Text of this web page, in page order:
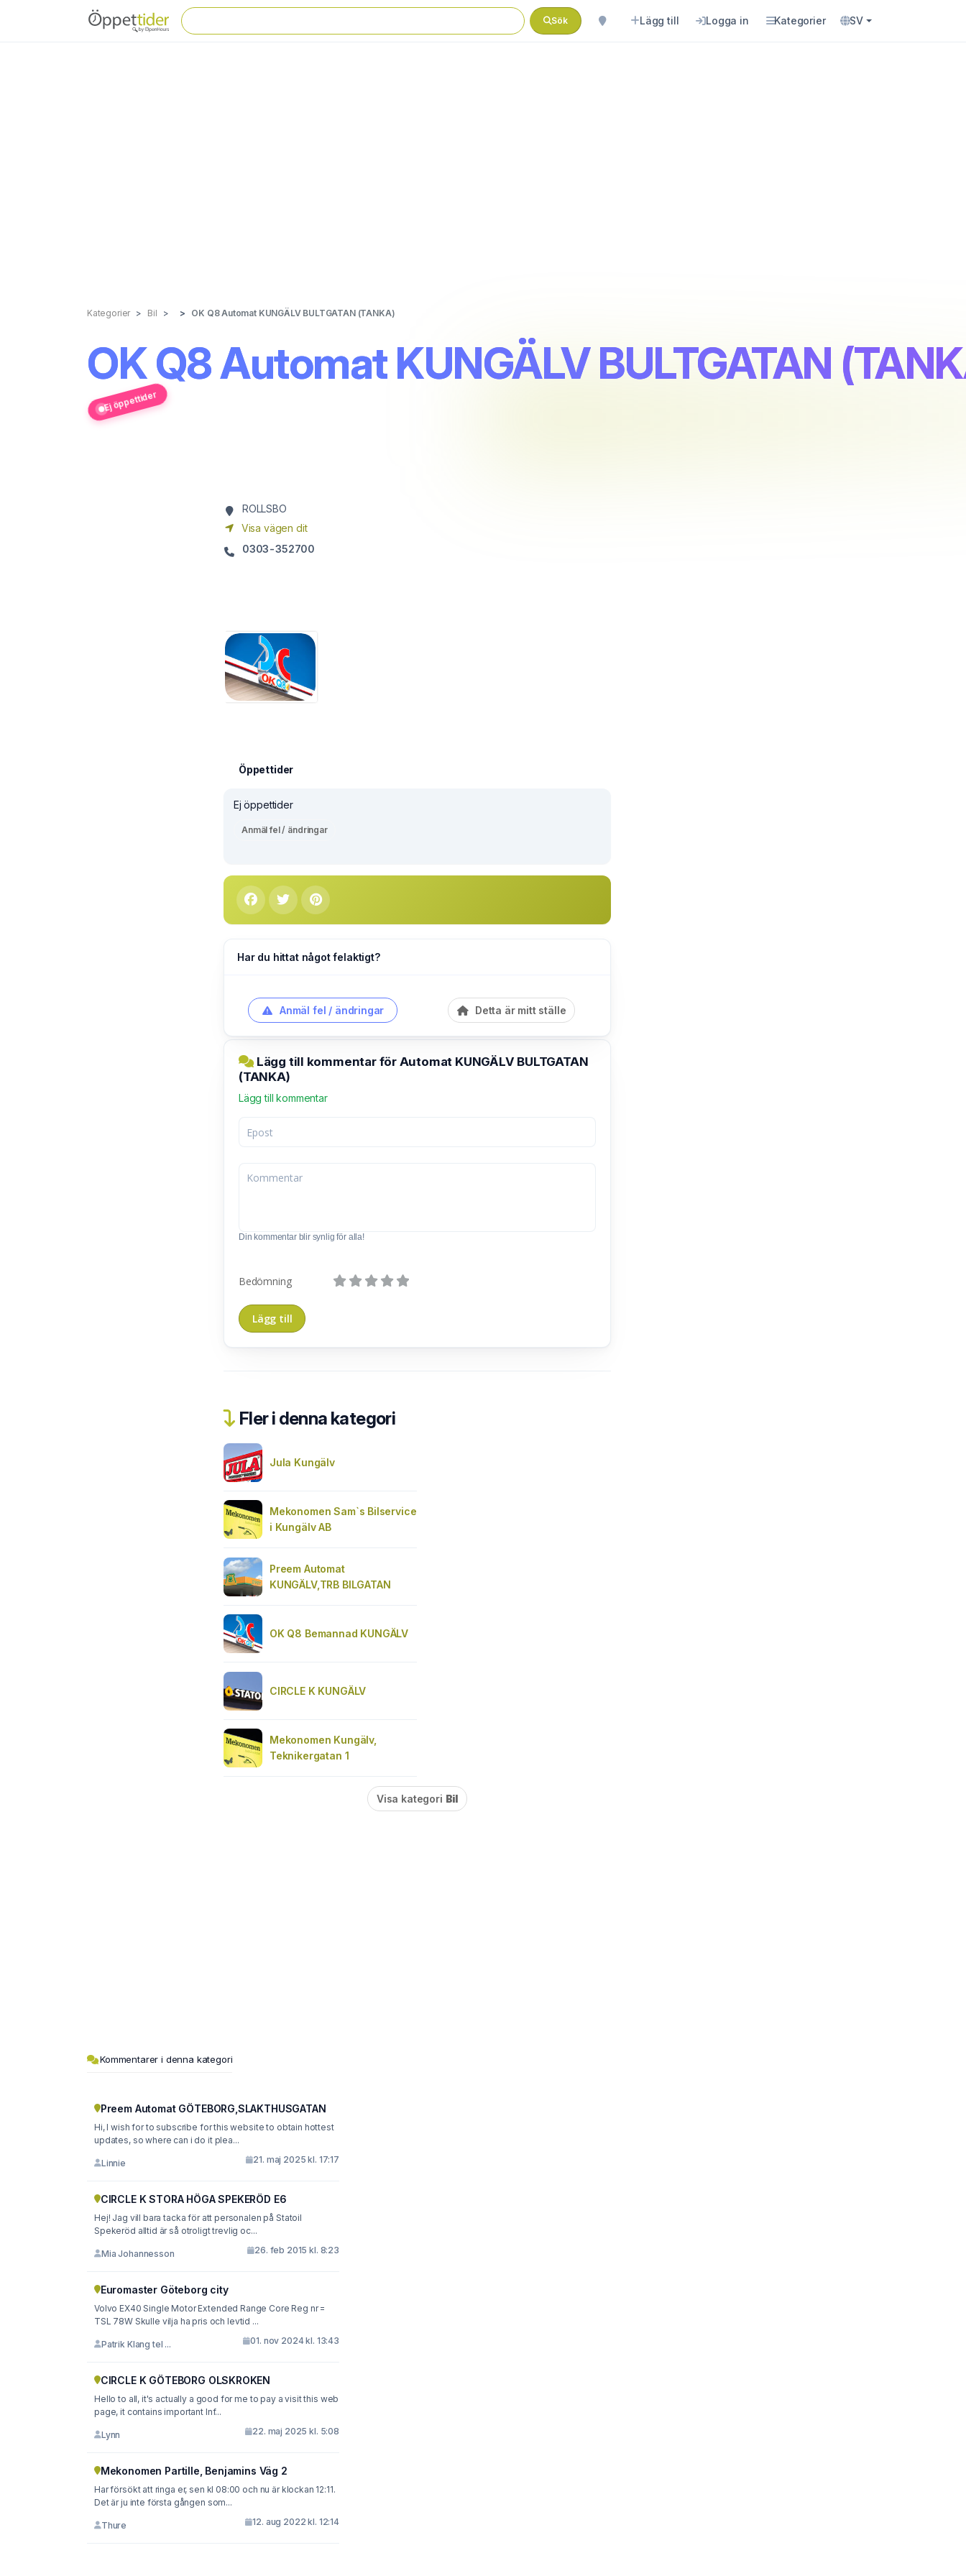
Sök Lägg till Logga in Kategorier SV
Kategorier Bil OK Q8 Automat KUNGÄLV BULTGATAN (TANKA)
OK Q8 Automat KUNGÄLV BULTGATAN
Ej öppettider
ROLLSBO
Visa vägen dit
0303-352700
Öppettider
Ej öppettider
Anmäl fel / ändringar
Har du hittat något felaktigt?
Anmäl fel / ändringar Detta är mitt ställe
Lägg till kommentar för Automat KUNGÄLV BULTGATAN
(TANKA)
Lägg till kommentar
Din kommentar blir synlig för alla!
Bedömning
Fler i denna kategori
Jula Kungälv
Mekonomen Sam`s Bilservice
i Kungälv AB
Preem Automat
KUNGÄLV,TRB BILGATAN
OK Q8 Bemannad KUNGÄLV
CIRCLE K KUNGÄLV
Mekonomen Kungälv,
Teknikergatan 1
Visa kategori Bil
Kommentarer i denna kategori
Preem Automat GÖTEBORG,SLAKTHUSGATAN
Hi, I wish for to subscribe for this website to obtain hottest
updates, so where can i do it plea...
Linnie 21. maj 2025 kl. 17:17
CIRCLE K STORA HÖGA SPEKERÖD E6
Hej! Jag vill bara tacka för att personalen på Statoil
Spekeröd alltid är så otroligt trevlig oc...
Mia Johannesson 26. feb 2015 kl. 8:23
Euromaster Göteborg city
Volvo EX40 Single Motor Extended Range Core Reg nr =
TSL 78W Skulle vilja ha pris och levtid ...
Patrik Klang tel ... 01. nov 2024 kl. 13:43
CIRCLE K GÖTEBORG OLSKROKEN
Hello to all, it's actually a good for me to pay a visit this web
page, it contains important Inf...
Lynn 22. maj 2025 kl. 5:08
Mekonomen Partille, Benjamins Väg 2
Har försökt att ringa er, sen kl 08:00 och nu är klockan 12:11.
Det är ju inte första gången som...
Thure 12. aug 2022 kl. 12:14